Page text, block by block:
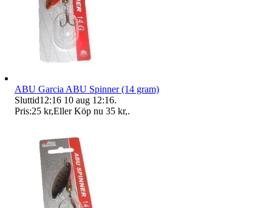
ABU Garcia ABU Spinner (14 gram)
Sluttid12:16 10 aug 12:16.
Pris:25 kr,Eller Köp nu 35 kr,.